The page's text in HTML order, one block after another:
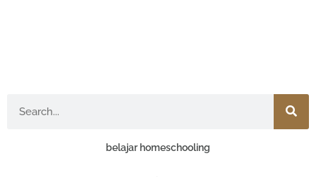
belajar homeschooling